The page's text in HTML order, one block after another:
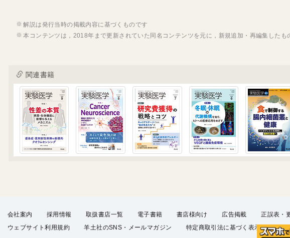
解説は発行当時の掲載内容に基づくものです
本コンテンツは，2018年まで更新されていた同名コンテンツを元に，新規追加・再編集したも
関連書籍
会社案内 採用情報 取扱書店一覧 電子書籍 書店様向け 広告掲載 正誤表・
ウェブサイト利用規約
羊土社のSNS・メールマガジン 特定商取引法に基づく表示 FAQ